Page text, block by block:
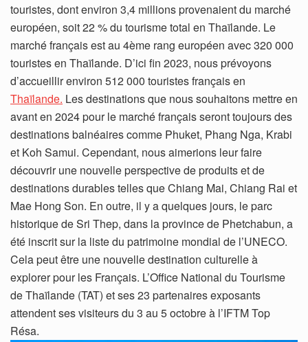
touristes, dont environ 3,4 millions provenaient du marché
européen, soit 22 % du tourisme total en Thaïlande. Le
marché français est au 4ème rang européen avec 320 000
touristes en Thaïlande. D’ici fin 2023, nous prévoyons
d’accueillir environ 512 000 touristes français en
Thaïlande. Les destinations que nous souhaitons mettre en
avant en 2024 pour le marché français seront toujours des
destinations balnéaires comme Phuket, Phang Nga, Krabi
et Koh Samui. Cependant, nous aimerions leur faire
découvrir une nouvelle perspective de produits et de
destinations durables telles que Chiang Mai, Chiang Rai et
Mae Hong Son. En outre, il y a quelques jours, le parc
historique de Sri Thep, dans la province de Phetchabun, a
été inscrit sur la liste du patrimoine mondial de l’UNECO.
Cela peut être une nouvelle destination culturelle à
explorer pour les Français. L’Office National du Tourisme
de Thaïlande (TAT) et ses 23 partenaires exposants
attendent ses visiteurs du 3 au 5 octobre à l’IFTM Top
Résa.